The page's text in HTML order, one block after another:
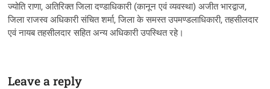
ज्योति राणा, अतिरिक्त जिला दण्डाधिकारी (कानून एवं व्यवस्था) अजीत भारद्वाज,
जिला राजस्व अधिकारी संचित शर्मा, जिला के समस्त उपमण्डलाधिकारी, तहसीलदार
एवं नायब तहसीलदार सहित अन्य अधिकारी उपस्थित रहे।
Leave a reply